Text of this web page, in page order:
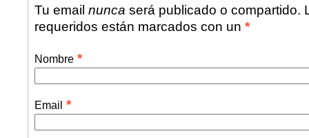
Tu email nunca será publicado o compartido.
requeridos están marcados con un *
Nombre *
Email *